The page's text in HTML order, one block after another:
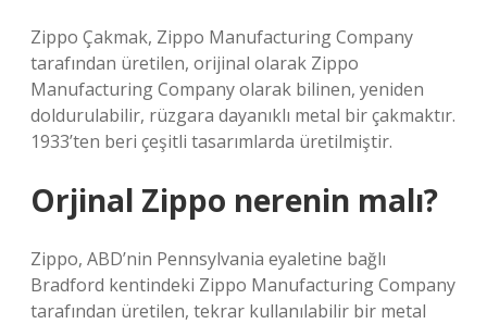
Zippo Çakmak, Zippo Manufacturing Company
tarafından üretilen, orijinal olarak Zippo
Manufacturing Company olarak bilinen, yeniden
doldurulabilir, rüzgara dayanıklı metal bir çakmaktır.
1933’ten beri çeşitli tasarımlarda üretilmiştir.
Orjinal Zippo nerenin malı?
Zippo, ABD’nin Pennsylvania eyaletine bağlı
Bradford kentindeki Zippo Manufacturing Company
tarafından üretilen, tekrar kullanılabilir bir metal